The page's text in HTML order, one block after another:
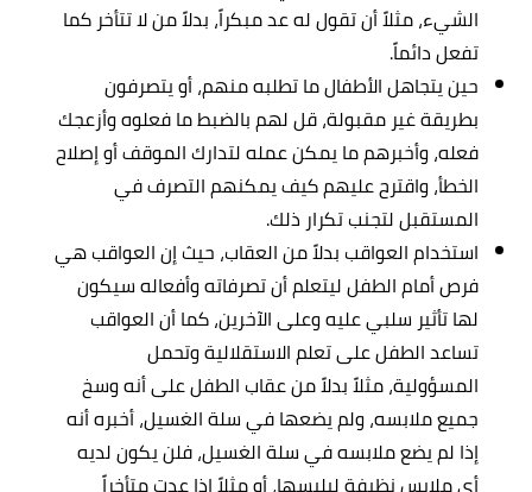
الشيء، مثلاً أن تقول له عد مبكراً، بدلاً من لا تتأخر كما
تفعل دائماً.
حين يتجاهل الأطفال ما تطلبه منهم، أو يتصرفون
بطريقة غير مقبولة، قل لهم بالضبط ما فعلوه وأزعجك
فعله، وأخبرهم ما يمكن عمله لتدارك الموقف أو إصلاح
الخطأ، واقترح عليهم كيف يمكنهم التصرف في
المستقبل لتجنب تكرار ذلك.
استخدام العواقب بدلاً من العقاب، حيث إن العواقب هي
فرص أمام الطفل ليتعلم أن تصرفاته وأفعاله سيكون
لها تأثير سلبي عليه وعلى الآخرين، كما أن العواقب
تساعد الطفل على تعلم الاستقلالية وتحمل
المسؤولية، مثلاً بدلاً من عقاب الطفل على أنه وسخ
جميع ملابسه، ولم يضعها في سلة الغسيل، أخبره أنه
إذا لم يضع ملابسه في سلة الغسيل، فلن يكون لديه